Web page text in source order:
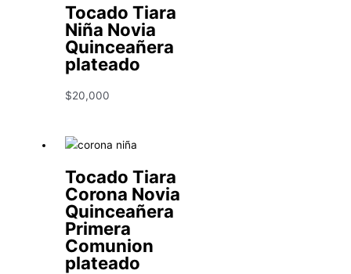
Tocado Tiara
Niña Novia
Quinceañera
plateado
$20,000
Tocado Tiara
Corona Novia
Quinceañera
Primera
Comunion
plateado